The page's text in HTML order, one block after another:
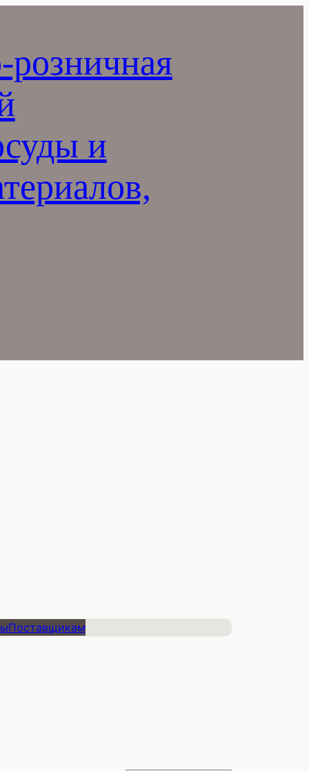
и
Поставщикам